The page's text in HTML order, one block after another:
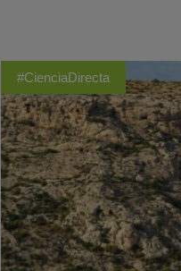
#CienciaDirecta